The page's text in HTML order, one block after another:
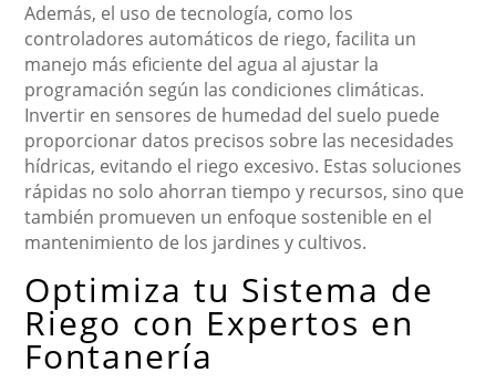
Además, el uso de tecnología, como los
controladores automáticos de riego, facilita un
manejo más eficiente del agua al ajustar la
programación según las condiciones climáticas.
Invertir en sensores de humedad del suelo puede
proporcionar datos precisos sobre las necesidades
hídricas, evitando el riego excesivo. Estas soluciones
rápidas no solo ahorran tiempo y recursos, sino que
también promueven un enfoque sostenible en el
mantenimiento de los jardines y cultivos.
Optimiza tu Sistema de
Riego con Expertos en
Fontanería